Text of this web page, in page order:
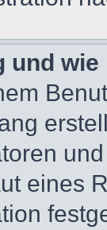
und
eines